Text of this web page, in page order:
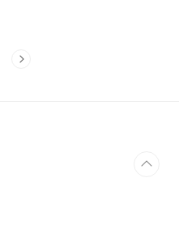
볼 수 없었다. 애플은 중국 시장
왕푸징 쇼핑몰인 신둥안광장(新東